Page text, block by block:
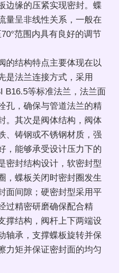
边缘的压紧实现密封。蝶
量呈非线性关系，一般在
范围内具有良好的调节
的结构特点主要体现在以
是法兰连接方式，采用
B16.5等标准法兰，法兰面
孔，确保与管道法兰的精
。其次是阀体结构，阀体
、铸钢或不锈钢材质，强
，能够承受设计压力下的
密封结构设计，软密封型
，蝶板关闭时密封圈发生
面间隙；硬密封型采用平
过精密研磨确保配合精
撑结构，阀杆上下两端设
轴承，支撑蝶板旋转并保
力矩并保证密封面的均匀